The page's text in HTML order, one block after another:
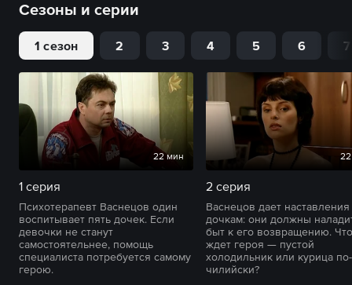
Сезоны и серии
1 сезон 2 3 4 5 6 7
22 мин
1 серия
Психотерапевт Васнецов один
воспитывает пять дочек. Если
девочки не станут
самостоятельнее, помощь
специалиста потребуется самому
герою.
2 серия
Васнецов дает наставления
дочкам: они должны
быт к его возвращению. Что
ждет героя — пустой
холодильник или курица по-
чилийски?